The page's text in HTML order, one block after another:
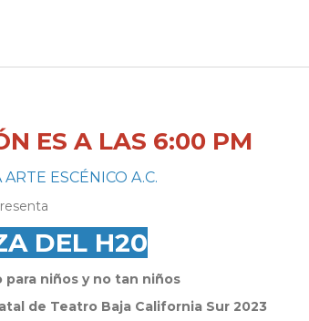
ES A LAS 6:00 PM
ESCÉNICO A.C.
DEL H20
niños y no tan niños
de Teatro Baja California Sur 2023